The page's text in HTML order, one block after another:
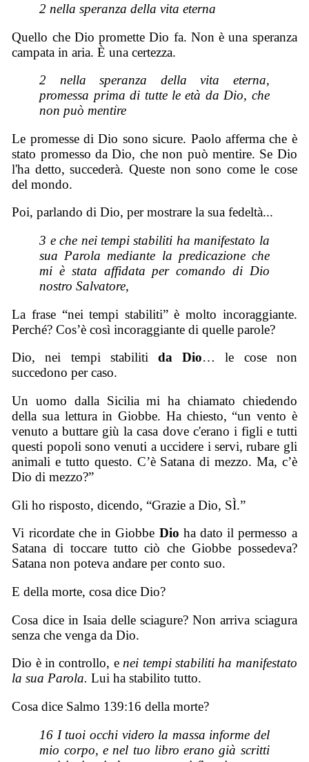
2 nella speranza della vita eterna
Quello che Dio promette Dio fa. Non è una speranza
campata in aria. È una certezza.
2 nella speranza della vita eterna,
promessa prima di tutte le età da Dio, che
non può mentire
Le promesse di Dio sono sicure. Paolo afferma che è
stato promesso da Dio, che non può mentire. Se Dio
l'ha detto, succederà. Queste non sono come le cose
del mondo.
Poi, parlando di Dio, per mostrare la sua fedeltà...
3 e che nei tempi stabiliti ha manifestato la
sua Parola mediante la predicazione che
mi è stata affidata per comando di Dio
nostro Salvatore,
La frase “nei tempi stabiliti” è molto incoraggiante.
Perché? Cos’è così incoraggiante di quelle parole?
Dio, nei tempi stabiliti da Dio… le cose non
succedono per caso.
Un uomo dalla Sicilia mi ha chiamato chiedendo
della sua lettura in Giobbe. Ha chiesto, “un vento è
venuto a buttare giù la casa dove c'erano i figli e tutti
questi popoli sono venuti a uccidere i servi, rubare gli
animali e tutto questo. C’è Satana di mezzo. Ma, c’è
Dio di mezzo?”
Gli ho risposto, dicendo, “Grazie a Dio, SÌ.”
Vi ricordate che in Giobbe Dio ha dato il permesso a
Satana di toccare tutto ciò che Giobbe possedeva?
Satana non poteva andare per conto suo.
E della morte, cosa dice Dio?
Cosa dice in Isaia delle sciagure? Non arriva sciagura
senza che venga da Dio.
Dio è in controllo, enei tempi stabiliti ha manifestato
la sua Parola. Lui ha stabilito tutto.
Cosa dice Salmo 139:16 della morte?
16 I tuoi occhi videro la massa informe del
mio corpo, e nel tuo libro erano già scritti